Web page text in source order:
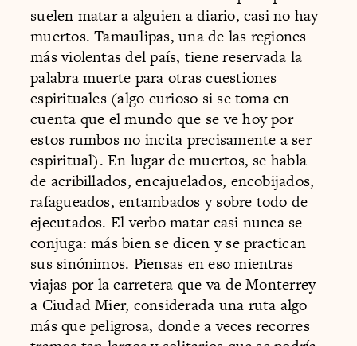
suelen matar a alguien a diario, casi no hay
muertos. Tamaulipas, una de las regiones
más violentas del país, tiene reservada la
palabra muerte para otras cuestiones
espirituales (algo curioso si se toma en
cuenta que el mundo que se ve hoy por
estos rumbos no incita precisamente a ser
espiritual). En lugar de muertos, se habla
de acribillados, encajuelados, encobijados,
rafagueados, entambados y sobre todo de
ejecutados. El verbo matar casi nunca se
conjuga: más bien se dicen y se practican
sus sinónimos. Piensas en eso mientras
viajas por la carretera que va de Monterrey
a Ciudad Mier, considerada una ruta algo
más que peligrosa, donde a veces recorres